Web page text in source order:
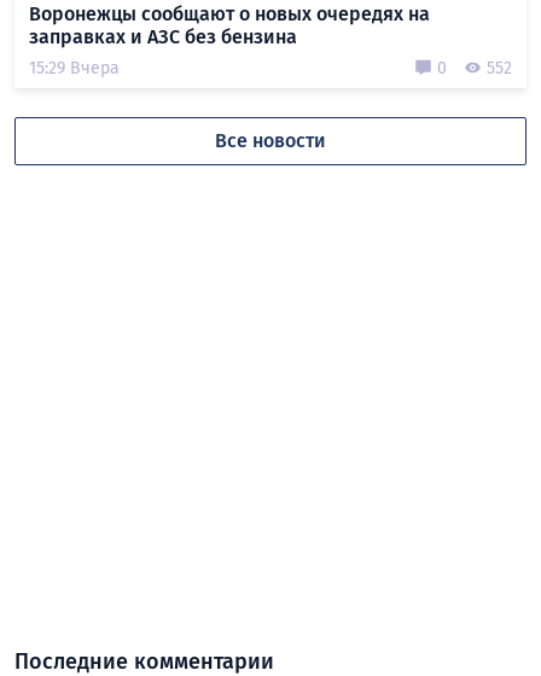
Воронежцы сообщают о новых очередях на
заправках и АЗС без бензина
15:29 Вчера 0 552
Все новости
Последние комментарии